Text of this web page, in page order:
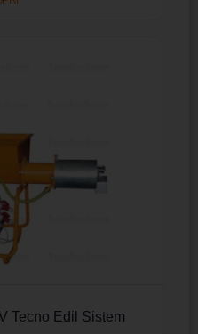
Tecno Edil Sistem